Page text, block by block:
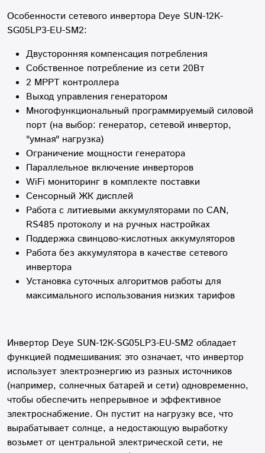
Особенности сетевого инвертора Deye SUN-12K-
SG05LP3-EU-SM2:
Двусторонняя компенсация потребления
Собственное потребление из сети 20Вт
2 MPPT контроллера
Выход управления генератором
Многофункциональный программируемый силовой
порт (на выбор: генератор, сетевой инвертор,
"умная" нагрузка)
Ограничение мощности генератора
Параллельное включение инверторов
WiFi мониторинг в комплекте поставки
Сенсорный ЖК дисплей
Работа с литиевыми аккумуляторами по CAN,
RS485 протоколу и на ручных настройках
Поддержка свинцово-кислотных аккумуляторов
Работа без аккумулятора в качестве сетевого
инвертора
Установка суточных алгоритмов работы для
максимального использования низких тарифов
Инвертор Deye SUN-12K-SG05LP3-EU-SM2 обладает
функцией подмешивания: это означает, что инвертор
использует электроэнергию из разных источников
(например, солнечных батарей и сети) одновременно,
чтобы обеспечить непрерывное и эффективное
электроснабжение. Он пустит на нагрузку все, что
вырабатывает солнце, а недостающую выработку
возьмет от центральной электрической сети, не